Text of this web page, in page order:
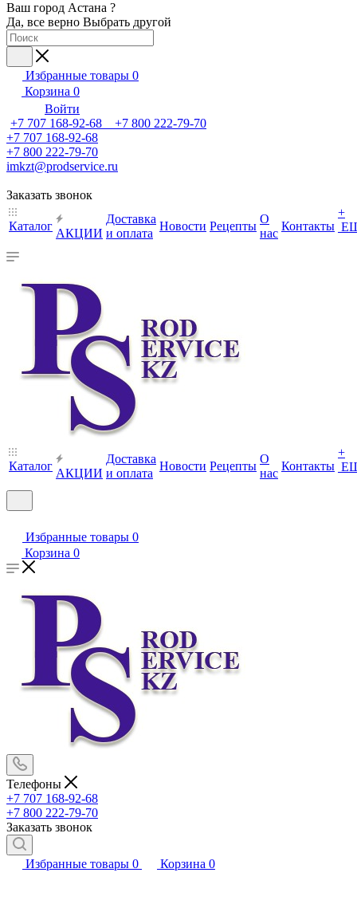
Ваш город Астана ?
Да, все верно Выбрать другой
Избранные товары 0
Корзина 0
Войти
+7 707 168-92-68 +7 800 222-79-70
+7 707 168-92-68
+7 800 222-79-70
imkzt@prodservice.ru
Заказать звонок
Каталог
АКЦИИ
Доставка
и оплата
Новости Рецепты
О
нас
Контакты
+
Каталог
АКЦИИ
Доставка
и оплата
Новости Рецепты
О
нас
Контакты
+
Избранные товары 0
Корзина 0
Телефоны
+7 707 168-92-68
+7 800 222-79-70
Заказать звонок
Избранные товары 0 Корзина 0